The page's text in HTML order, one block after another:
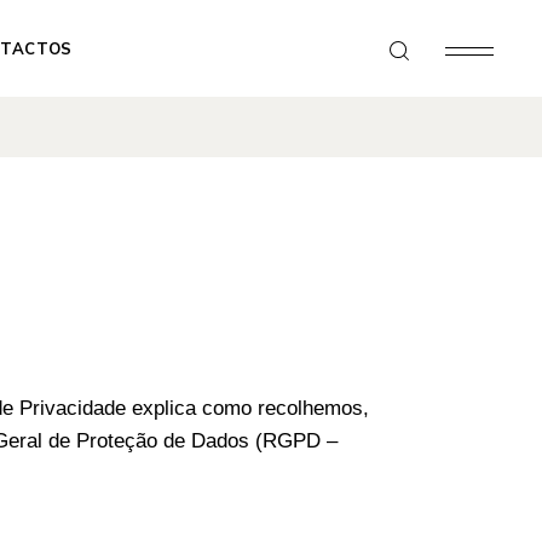
Privacidade explica como recolhemos,
de Proteção de Dados (RGPD –